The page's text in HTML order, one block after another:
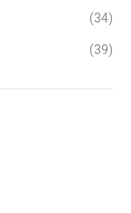
(34)
(39)